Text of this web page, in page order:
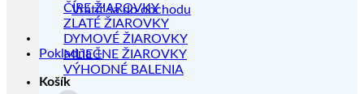
Vrátiť sa do obchodu
Pokladňa +
Košík
ČÍRE ŽIAROVKY
ZLATÉ ŽIAROVKY
DYMOVÉ ŽIAROVKY
MLIEČNE ŽIAROVKY
VÝHODNÉ BALENIA